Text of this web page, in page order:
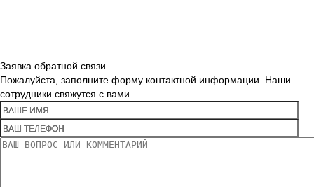
Заявка обратной связи
Пожалуйста, заполните форму контактной информации. Наши
сотрудники свяжутся с вами.